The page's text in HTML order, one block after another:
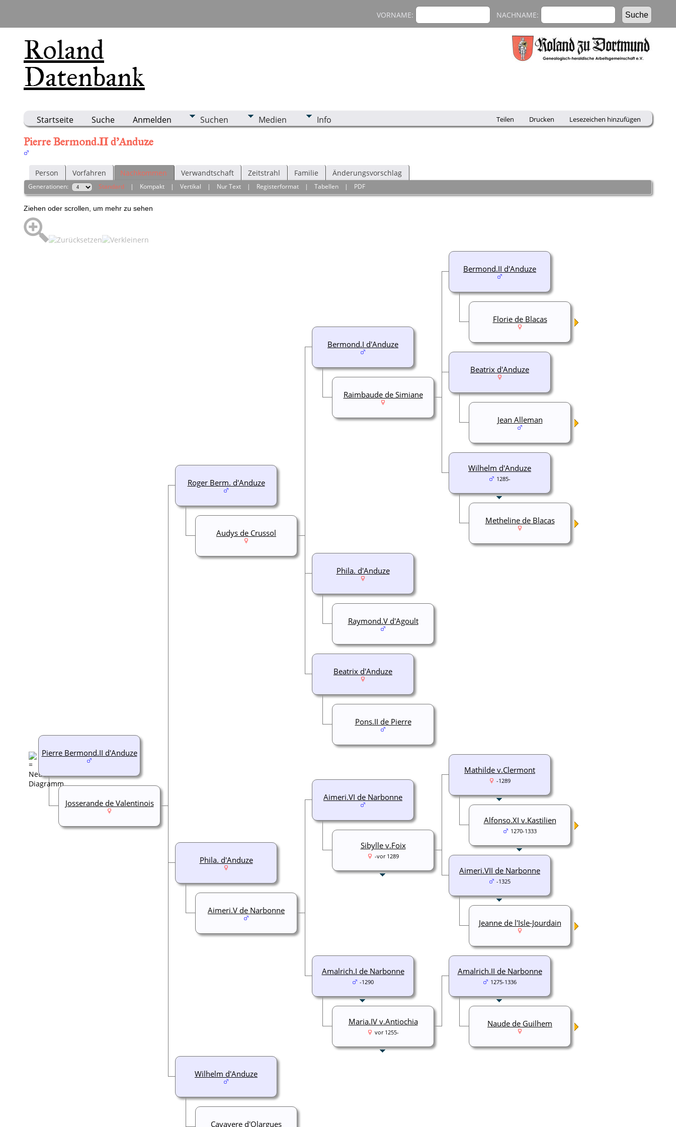
Roland
Datenbank
VORNAME: NACHNAME:
Startseite Suche Anmelden Suchen Medien Info Teilen Drucken Lesezeichen hinzufügen
Pierre Bermond.II d'Anduze
Person Vorfahren Nachkommen Verwandtschaft Zeitstrahl Familie Änderungsvorschlag
Generationen: Standard | Kompakt |Vertikal | Nur Text | Registerformat |Tabellen | PDF
Ziehen oder scrollen, um mehr zu sehen
Bermond.II d'Anduze
Florie de Blacas
Beatrix d'Anduze
Jean Alleman
Wilhelm d'Anduze
1285-
Metheline de Blacas
Bermond.I d'Anduze
Raimbaude de Simiane
Phila. d'Anduze
Raymond.V d'Agoult
Beatrix d'Anduze
Pons.II de Pierre
Roger Berm. d'Anduze
Audys de Crussol
Mathilde v.Clermont
-1289
Alfonso.XI v.Kastilien
1270-1333
Aimeri.VII de Narbonne
-1325
Jeanne de l'Isle-Jourdain
Aimeri.VI de Narbonne
Sibylle v.Foix
-vor 1289
Amalrich.II de Narbonne
1275-1336
Naude de Guilhem
Amalrich.I de Narbonne
-1290
Maria.IV v.Antiochia
vor 1255-
Phila. d'Anduze
Aimeri.V de Narbonne
Wilhelm d'Anduze
Cavayere d'Olargues
Pierre Bermond.II d'Anduze
Josserande de Valentinois